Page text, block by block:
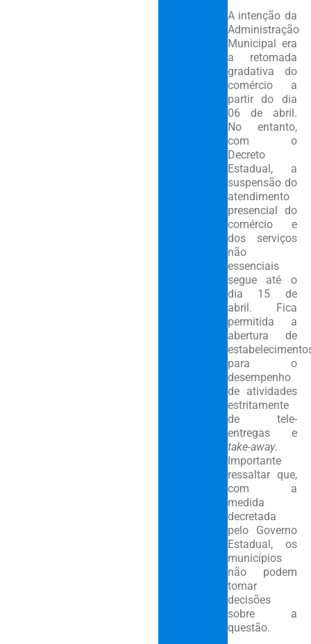
A intenção da
Administração
Municipal era
a retomada
gradativa do
comércio a
partir do dia
06 de abril.
No entanto,
com o
Decreto
Estadual, a
suspensão do
atendimento
presencial do
comércio e
dos serviços
não
essenciais
segue até o
dia 15 de
abril. Fica
permitida a
abertura de
para o
desempenho
de atividades
estritamente
de tele-
entregas e
take-away.
Importante
ressaltar que,
com a
medida
decretada
pelo Governo
Estadual, os
municípios
não podem
tomar
decisões
sobre a
questão.